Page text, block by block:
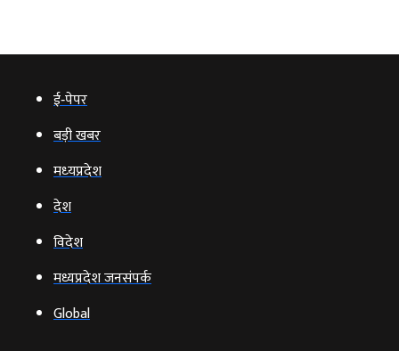
ई‑पेपर
बड़ी खबर
मध्‍यप्रदेश
देश
विदेश
मध्यप्रदेश जनसंपर्क
Global